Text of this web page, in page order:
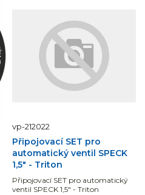
vp-212022
Připojovací SET pro
automatický ventil SPECK
1,5" - Triton
Připojovací SET pro automatický
ventil SPECK 1,5" - Triton